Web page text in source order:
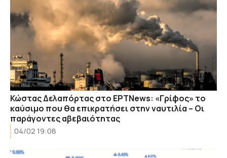
Κώστας Δελαπόρτας στο ΕΡΤNews: «Γρίφος» το
καύσιμο που θα επικρατήσει στην ναυτιλία – Οι
παράγοντες αβεβαιότητας
04/02 19:08